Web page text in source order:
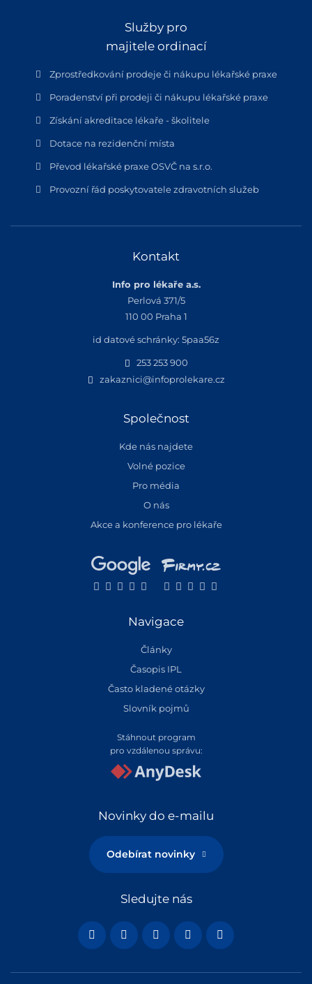
Služby pro
majitele ordinací
Zprostředkování prodeje či nákupu lékařské praxe
Poradenství při prodeji či nákupu lékařské praxe
Získání akreditace lékaře - školitele
Dotace na rezidenční místa
Převod lékařské praxe OSVČ na s.r.o.
Provozní řád poskytovatele zdravotních služeb
Kontakt
Info pro lékaře a.s.
Perlová 371/5
110 00 Praha 1
id datové schránky: 5paa56z
253 253 900
zakaznici@infoprolekare.cz
Společnost
Kde nás najdete
Volné pozice
Pro média
O nás
Akce a konference pro lékaře
Navigace
Články
Časopis IPL
Často kladené otázky
Slovník pojmů
Stáhnout program
pro vzdálenou správu:
Novinky do e-mailu
Odebírat novinky
Sledujte nás